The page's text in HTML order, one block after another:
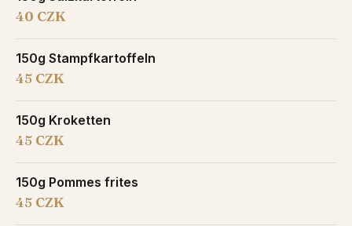
40 CZK
150g Stampfkartoffeln
45 CZK
150g Kroketten
45 CZK
150g Pommes frites
45 CZK